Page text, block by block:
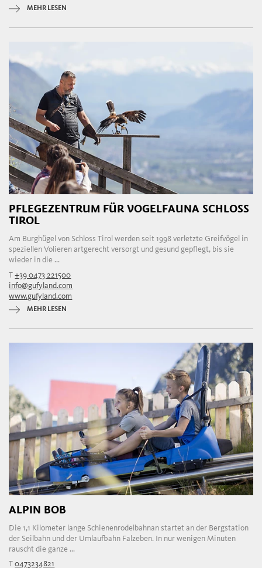
MEHR LESEN
PFLEGEZENTRUM FÜR VOGELFAUNA SCHLOSS
TIROL
Am Burghügel von Schloss Tirol werden seit 1998 verletzte Greifvögel in
speziellen Volieren artgerecht versorgt und gesund gepflegt, bis sie
wieder in die ...
T+39 0473 221500
info@gufyland.com
www.gufyland.com
MEHR LESEN
ALPIN BOB
Die 1,1 Kilometer lange Schienenrodelbahnan startet an der Bergstation
der Seilbahn und der Umlaufbahn Falzeben. In nur wenigen Minuten
rauscht die ganze ...
T0473234821